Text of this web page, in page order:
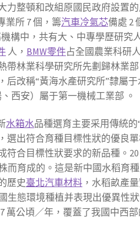
力整頓和改組原國民政府設置
業所 7 個，籌汽車冷氣芯備處 2
構中，共有大、中專學歷研究
人， BMW零件占全國農業科研
林業科學研究所先劃歸林業部
后改稱“黃海水產研究所”隸屬
西安）屬于第一機械工業部 。
水箱水品種選育主要采用傳統
出符合育種目標性狀的優良
合目標性狀要求的新品種。
而育成的。這是新中國水稻育
歷史臺北汽車材料 ，水稻畝產
生態環境種植并表現出優異性
萬公頃／年，覆蓋了我國中西